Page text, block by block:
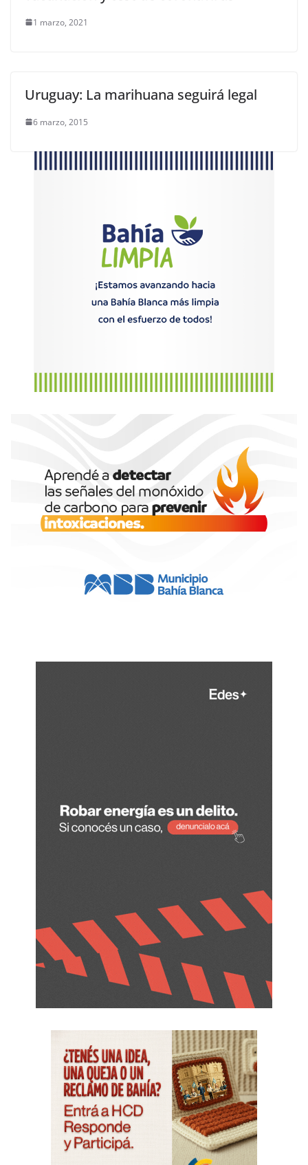
1 marzo, 2021
Uruguay: La marihuana seguirá legal
6 marzo, 2015